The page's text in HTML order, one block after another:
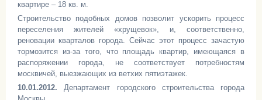
квартире – 18 кв. м.
Строительство подобных домов позволит ускорить процесс
переселения жителей «хрущевок», и, соответственно,
реновации кварталов города. Сейчас этот процесс зачастую
тормозится из-за того, что площадь квартир, имеющаяся в
распоряжении города, не соответствует потребностям
москвичей, выезжающих из ветхих пятиэтажек.
10.01.2012.Департамент городского строительства города